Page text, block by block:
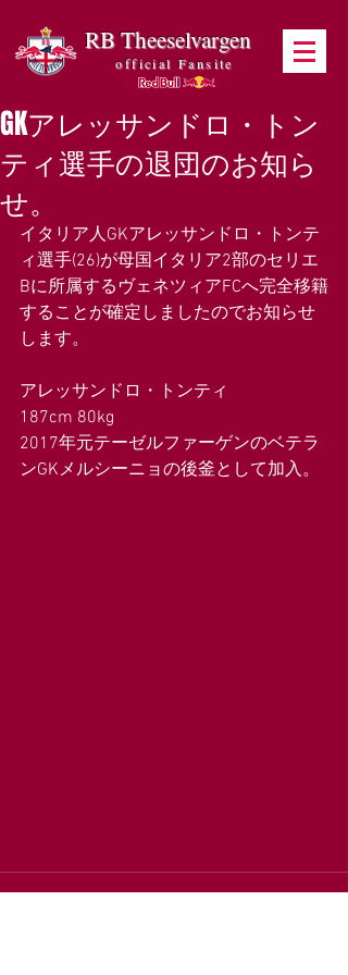
RB Theeselvargen
official Fansite
GKアレッサンドロ・トン
ティ選手の退団のお知ら
せ。
イタリア人GKアレッサンドロ・トンテ
ィ選手(26)が母国イタリア2部のセリエ
Bに所属するヴェネツィアFCへ完全移籍
することが確定しましたのでお知らせ
します。
アレッサンドロ・トンティ
187cm 80kg
2017年元テーゼルファーゲンのベテラ
ンGKメルシーニョの後釜として加入。